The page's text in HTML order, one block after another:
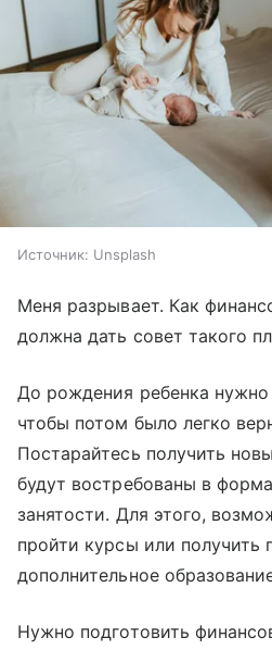
Источник: Unsplash
Меня разрывает. Как
должна дать совет такого
До рождения ребенка нужно
чтобы потом было легко
Постарайтесь получить
будут востребованы в
занятости. Для этого,
пройти курсы или получить
дополнительное
Нужно подготовить